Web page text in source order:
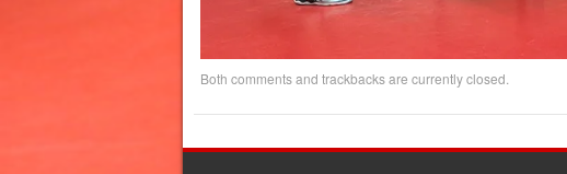
Both comments and trackbacks are currently closed.